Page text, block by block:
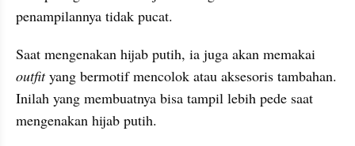
penampilannya tidak pucat.
outfit yang bermotif mencolok atau aksesoris tambahan.
Inilah yang membuatnya bisa tampil lebih pede saat
mengenakan hijab putih.